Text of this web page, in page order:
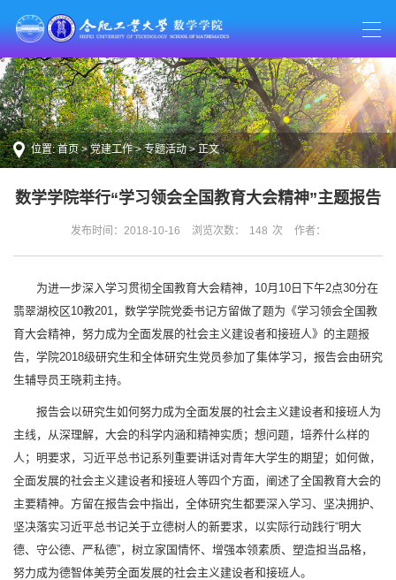
位置:首页>党建工作>专题活动> 正文
数学学院举行“学习领会全国教育大会精神”主题报告
发布时间：2018-10-16 浏览次数： 148 次 作者：
为进一步深入学习贯彻全国教育大会精神，10月10日下午2点30分在
翡翠湖校区10教201，数学学院党委书记方留做了题为《学习领会全国教
育大会精神，努力成为全面发展的社会主义建设者和接班人》的主题报
告，学院2018级研究生和全体研究生党员参加了集体学习，报告会由研究
生辅导员王晓莉主持。
报告会以研究生如何努力成为全面发展的社会主义建设者和接班人为
主线，从深理解，大会的科学内涵和精神实质；想问题，培养什么样的
人；明要求，习近平总书记系列重要讲话对青年大学生的期望；如何做，
全面发展的社会主义建设者和接班人等四个方面，阐述了全国教育大会的
主要精神。方留在报告会中指出，全体研究生都要深入学习、坚决拥护、
坚决落实习近平总书记关于立德树人的新要求，以实际行动践行“明大
德、守公德、严私德”，树立家国情怀、增强本领素质、塑造担当品格，
努力成为德智体美劳全面发展的社会主义建设者和接班人。